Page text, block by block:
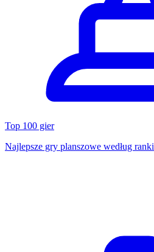
Top 100 gier
Najlepsze gry planszowe według